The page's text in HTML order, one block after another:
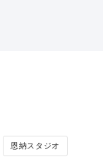
恩納スタジオ